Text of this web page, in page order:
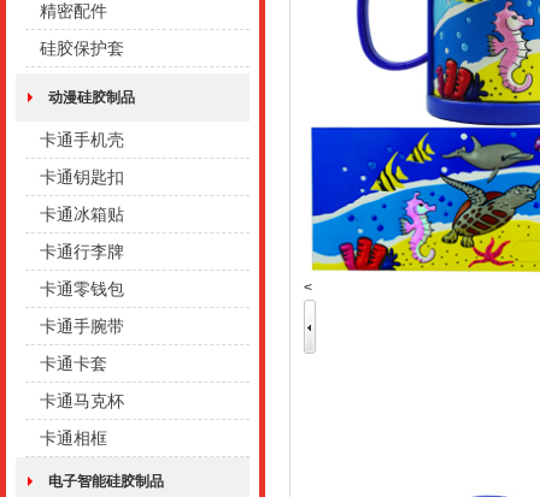
精密配件
硅胶保护套
动漫硅胶制品
卡通手机壳
卡通钥匙扣
卡通冰箱贴
卡通行李牌
卡通零钱包
卡通手腕带
卡通卡套
卡通马克杯
卡通相框
电子智能硅胶制品
<